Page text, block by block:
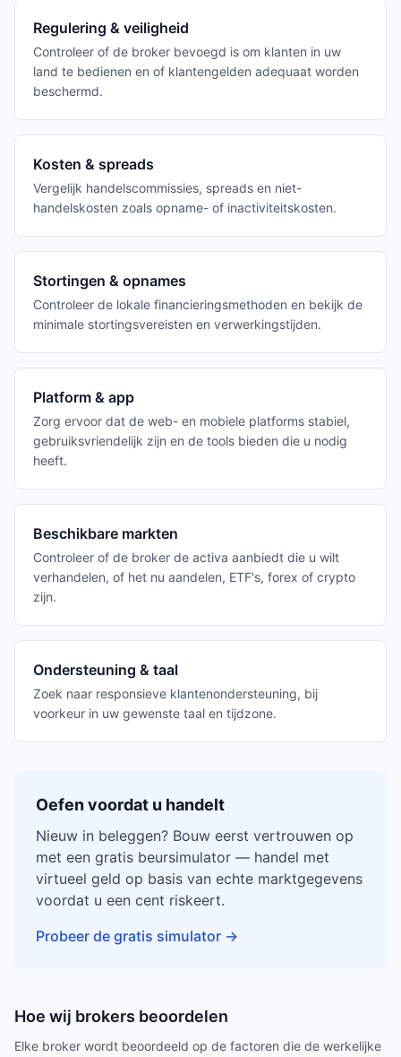
Regulering & veiligheid
Controleer of de broker bevoegd is om klanten in uw
land te bedienen en of klantengelden adequaat worden
beschermd.
Kosten & spreads
Vergelijk handelscommissies, spreads en niet-
handelskosten zoals opname- of inactiviteitskosten.
Stortingen & opnames
Controleer de lokale financieringsmethoden en bekijk de
minimale stortingsvereisten en verwerkingstijden.
Platform & app
Zorg ervoor dat de web- en mobiele platforms stabiel,
gebruiksvriendelijk zijn en de tools bieden die u nodig
heeft.
Beschikbare markten
Controleer of de broker de activa aanbiedt die u wilt
verhandelen, of het nu aandelen, ETF's, forex of crypto
zijn.
Ondersteuning & taal
Zoek naar responsieve klantenondersteuning, bij
voorkeur in uw gewenste taal en tijdzone.
Oefen voordat u handelt
Nieuw in beleggen? Bouw eerst vertrouwen op
met een gratis beursimulator — handel met
virtueel geld op basis van echte marktgegevens
voordat u een cent riskeert.
Probeer de gratis simulator →
Hoe wij brokers beoordelen
Elke broker wordt beoordeeld op de factoren die de werkelijke